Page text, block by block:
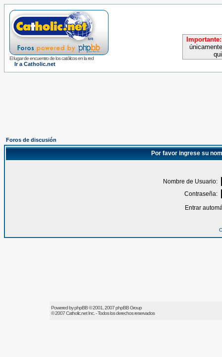
El lugar de encuentro de los católicos en la red
Ir a Catholic.net
Importante:
Foros de discusión
Por favor ingrese su
Nombre de Usuario:
Contraseña:
Entrar
Powered byphpBB© 2001, 2007 phpBB Group
© 2007Catholic.netInc. - Todos los derechos reservados